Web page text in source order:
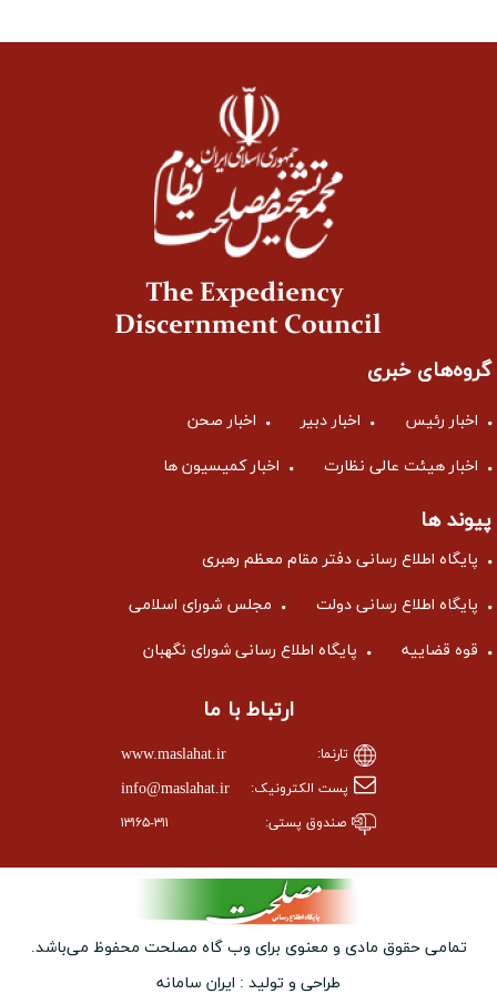
گروه‌های خبری
اخبار رئیس اخبار دبیر اخبار صحن
اخبار هیئت عالی نظارت اخبار کمیسیون ها
پیوند ها
پایگاه اطلاع رسانی دفتر مقام معظم رهبری
پایگاه اطلاع رسانی دولت مجلس شورای اسلامی
قوه قضاییه پایگاه اطلاع رسانی شورای نگهبان
ارتباط با ما
تارنما: www.maslahat.ir
پست الکترونیک: info@maslahat.ir
صندوق پستی: ۱۳۱۶۵-۳۱۱
تمامی حقوق مادی و معنوی برای وب ‌گاه مصلحت محفوظ می‌باشد.
طراحی و تولید : ایران سامانه